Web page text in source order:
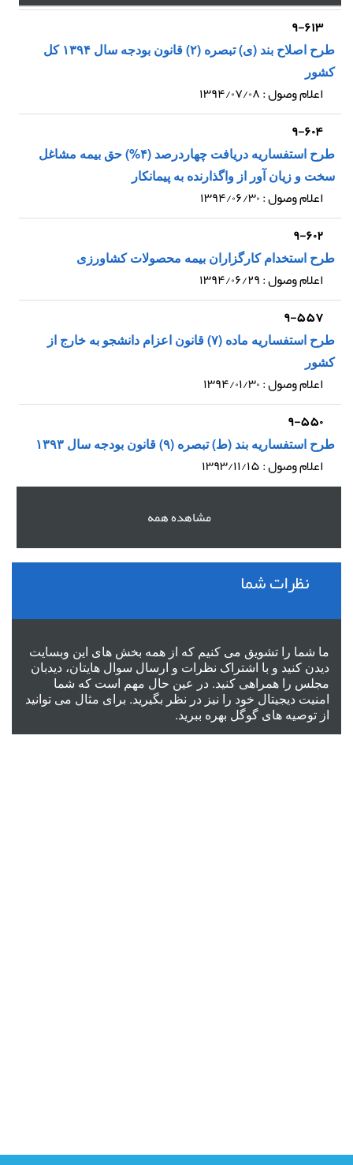
مشاهده همه
۹-۶۱۳
طرح اصلاح بند (ی) تبصره (۲) قانون بودجه سال ۱۳۹۴ کل
کشور
اعلام وصول : ۱۳۹۴/۰۷/۰۸
۹-۶۰۴
طرح استفساریه دریافت چهاردرصد (۴%) حق بیمه مشاغل
سخت و زیان آور از واگذارنده به پیمانکار
اعلام وصول : ۱۳۹۴/۰۶/۳۰
۹-۶۰۲
طرح استخدام کارگزاران بیمه محصولات کشاورزی
اعلام وصول : ۱۳۹۴/۰۶/۲۹
۹-۵۵۷
طرح استفساریه ماده (۷) قانون اعزام دانشجو به خارج از
کشور
اعلام وصول : ۱۳۹۴/۰۱/۳۰
۹-۵۵۰
طرح استفساریه بند (ط) تبصره (۹) قانون بودجه سال ۱۳۹۳
اعلام وصول : ۱۳۹۳/۱۱/۱۵
نظرات شما
ما شما را تشویق می کنیم که از همه بخش های این وبسایت
دیدن کنید و با اشتراک نظرات و ارسال سوال هایتان، دیدبان
مجلس را همراهی کنید. در عین حال مهم است که شما
امنیت دیجیتال خود را نیز در نظر بگیرید. برای مثال می توانید
از توصیه های گوگل بهره ببرید.